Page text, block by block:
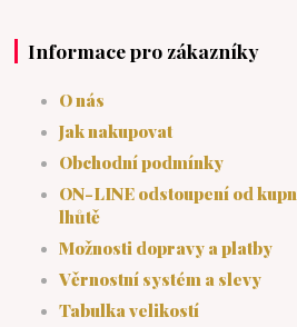
Informace pro zákazníky
O nás
Jak nakupovat
Obchodní podmínky
ON-LINE odstoupení od
lhůtě
Možnosti dopravy a platby
Věrnostní systém a slevy
Tabulka velikostí